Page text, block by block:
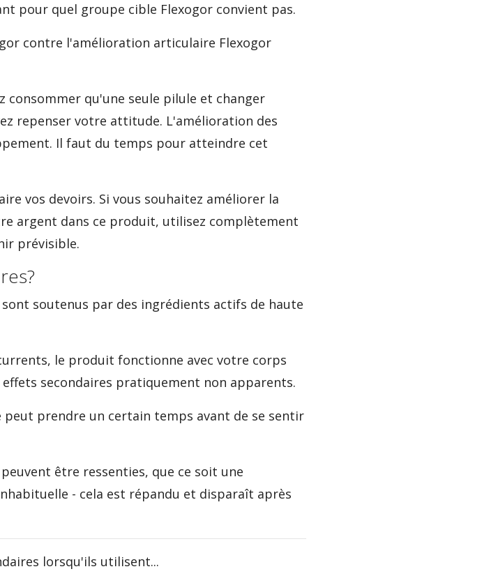
pour quel groupe cible Flexogor convient pas.
contre l'amélioration articulaire Flexogor
consommer qu'une seule pilule et changer
repenser votre attitude. L'amélioration des
Il faut du temps pour atteindre cet
vos devoirs. Si vous souhaitez améliorer la
argent dans ce produit, utilisez complètement
prévisible.
soutenus par des ingrédients actifs de haute
le produit fonctionne avec votre corps
secondaires pratiquement non apparents.
prendre un certain temps avant de se sentir
être ressenties, que ce soit une
- cela est répandu et disparaît après
lorsqu'ils utilisent...